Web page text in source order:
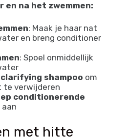
en na het zwemmen:
: Maak je haar nat
en breng conditioner
: Spoel onmiddellijk
shampoo om
te verwijderen
conditionerende
aan
met hitte